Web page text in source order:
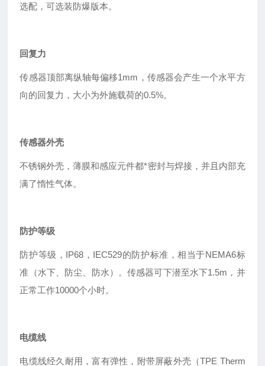
选配，可选装防爆版本。
回复力
传感器顶部离纵轴每偏移1mm，传感器会产生一个水平方
向的回复力，大小为外施载荷的0.5%。
传感器外壳
不锈钢外壳，薄膜和感应元件都*密封与焊接，并且内部充
满了惰性气体。
防护等级
防护等级，IP68，IEC529的防护标准，相当于NEMA6标
准（水下、防尘、防水）。传感器可下潜至水下1.5m，并
正常工作10000个小时。
电缆线
电缆线经久耐用，富有弹性，附带屏蔽外壳（TPE Therm